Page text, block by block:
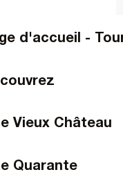
d'accueil -
Vieux Château
Quarante
d’une escale
aux échanges et
et locale Nos
et spécialités
frais et de